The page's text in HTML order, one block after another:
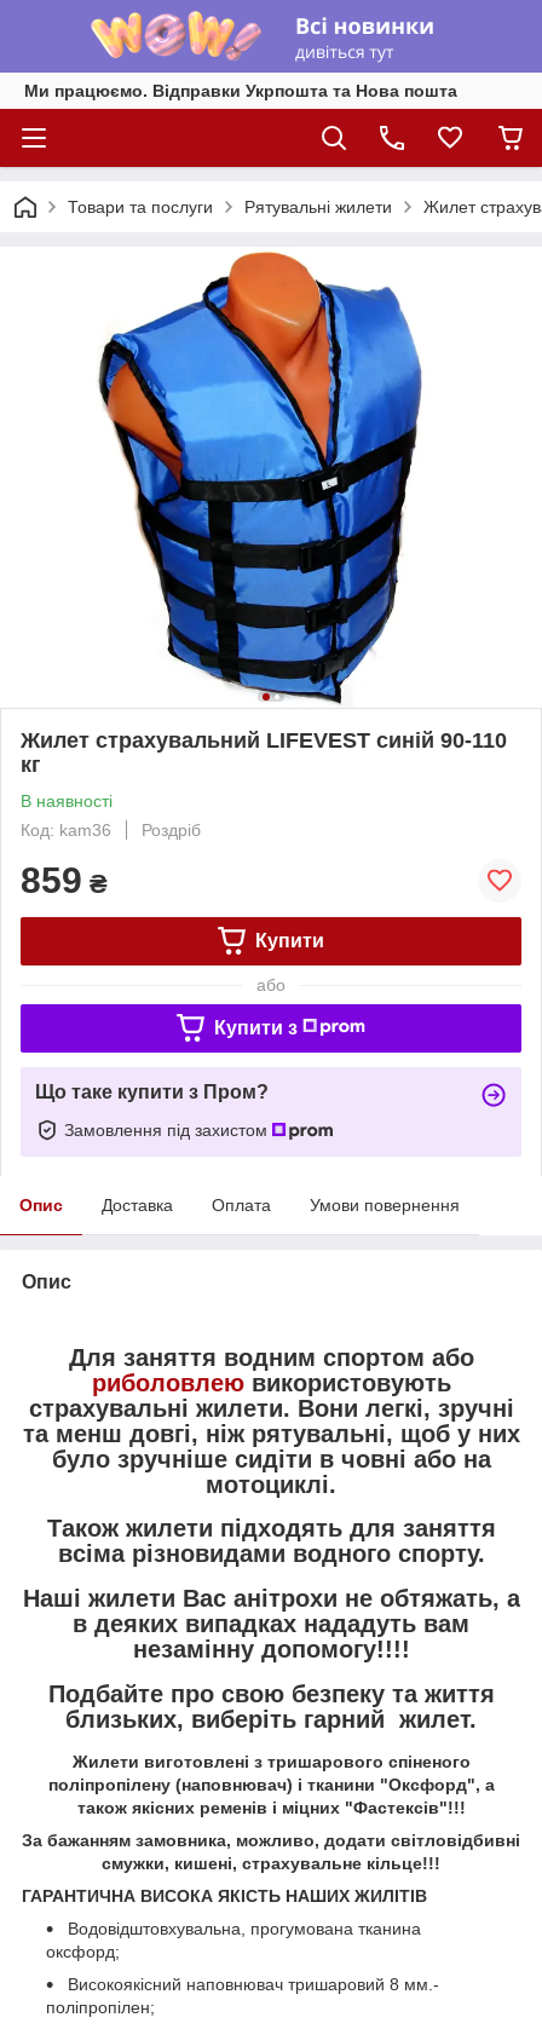
Ми працюємо. Відправки Укрпошта та Нова пошта
Товари та послуги Рятувальні жилети Жилет
Жилет страхувальний LIFEVEST синій 90-110
кг
В наявності
Код: kam36
Роздріб
859 ₴
Купити
або
Купити з
Що таке купити з Пром?
Замовлення під захистом
Опис Доставка Оплата Умови повернення
Опис
Для заняття водним спортом або
риболовлеювикористовують
страхувальні жилети. Вони легкі, зручні
та менш довгі, ніж рятувальні, щоб у них
було зручніше сидіти в човні або на
мотоциклі.
Також жилети підходять для заняття
всіма різновидами водного спорту.
Наші жилети Вас анітрохи не обтяжать, а
в деяких випадках нададуть вам
незамінну допомогу!!!!
Подбайте про свою безпеку та життя
близьких, виберіть гарний жилет.
Жилети виготовлені з тришарового спіненого
поліпропілену (наповнювач) і тканини "Оксфорд", а
також якісних ременів і міцних "Фастексів"!!!
За бажанням замовника, можливо, додати світловідбивні
смужки, кишені, страхувальне кільце!!!
ГАРАНТИЧНА ВИСОКА ЯКІСТЬ НАШИХ ЖИЛІТІВ
Водовідштовхувальна, прогумована тканина
оксфорд;
Високоякісний наповнювач тришаровий 8 мм.-
поліпропілен;